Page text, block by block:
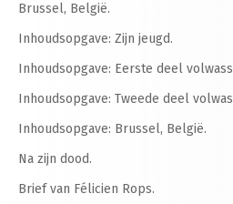
Brussel, België.
Inhoudsopgave: Zijn jeugd.
Inhoudsopgave: Eerste deel
Inhoudsopgave: Tweede deel
Inhoudsopgave: Brussel, België.
Na zijn dood.
Brief van Félicien Rops.